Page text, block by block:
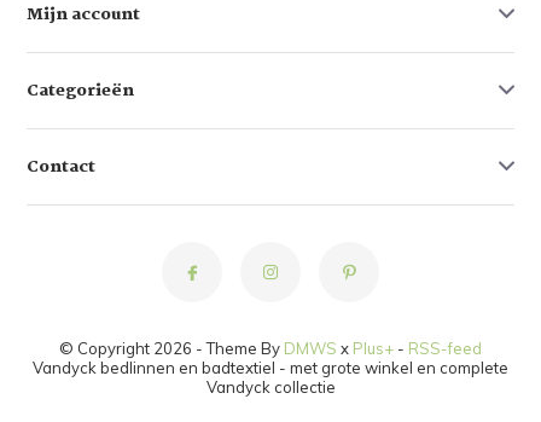
Mijn account
Categorieën
Contact
© Copyright 2026 - Theme By DMWS x Plus+ - RSS-feed
Vandyck bedlinnen en badtextiel - met grote winkel en complete
Vandyck collectie